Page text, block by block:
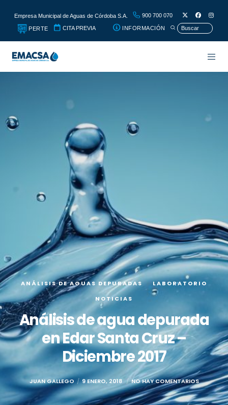
Empresa Municipal de Aguas de Córdoba S.A. 900 700 070
PERTE CITA PREVIA INFORMACIÓN
ANÁLISIS DE AGUAS DEPURADAS
LABORATORIO
NOTICIAS
Análisis de agua depurada
en Edar Santa Cruz –
Diciembre 2017
JUAN GALLEGO 9 ENERO, 2018 NO HAY COMENTARIOS